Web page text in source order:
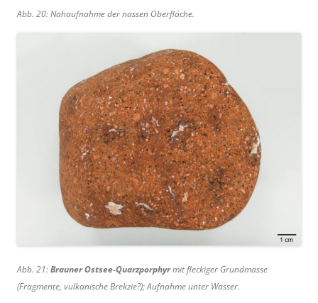
Abb. 20: Nahaufnahme der nassen Oberfläche.
Abb. 21:Brauner Ostsee-Quarzporphyrmit fleckiger Grundmasse
(Fragmente, vulkanische Brekzie?); Aufnahme unter Wasser.